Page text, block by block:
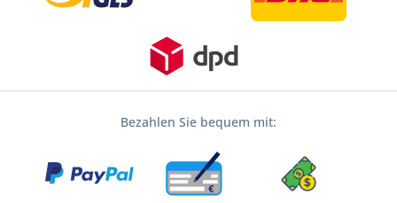
Bezahlen Sie bequem mit: